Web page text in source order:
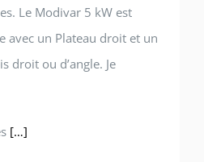
Le Modivar 5 kW est
avec un Plateau droit et un
droit ou d’angle. Je
[…]